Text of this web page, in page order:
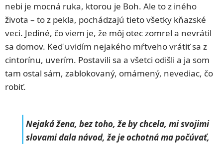
nebi je mocná ruka, ktorou je Boh. Ale to z iného
života – to z pekla, pochádzajú tieto všetky kňazské
veci. Jediné, čo viem je, že môj otec zomrel a nevrátil
sa domov. Keď uvidím nejakého mŕtveho vrátiť sa z
cintorínu, uverím. Postavili sa a všetci odišli a ja som
tam ostal sám, zablokovaný, omámený, nevediac, čo
robiť.
Nejaká žena, bez toho, že by chcela, mi svojimi
slovami dala návod, že je ochotná ma počúvať,